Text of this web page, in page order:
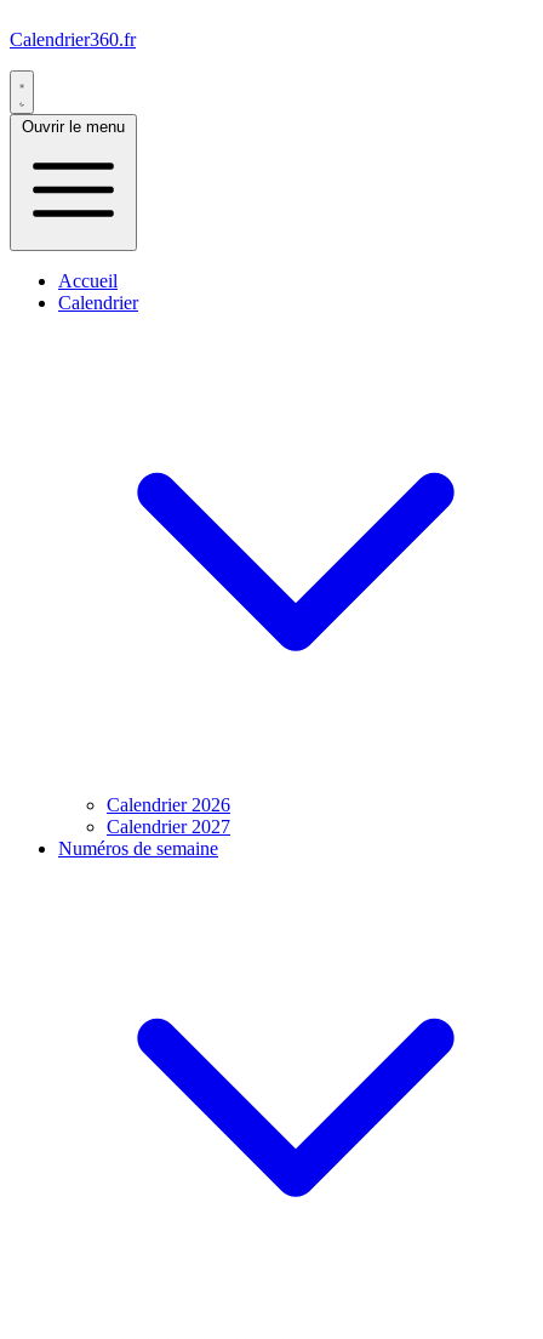
Calendrier360.fr
Ouvrir le menu
Accueil
Calendrier
Calendrier 2026
Calendrier 2027
Numéros de semaine